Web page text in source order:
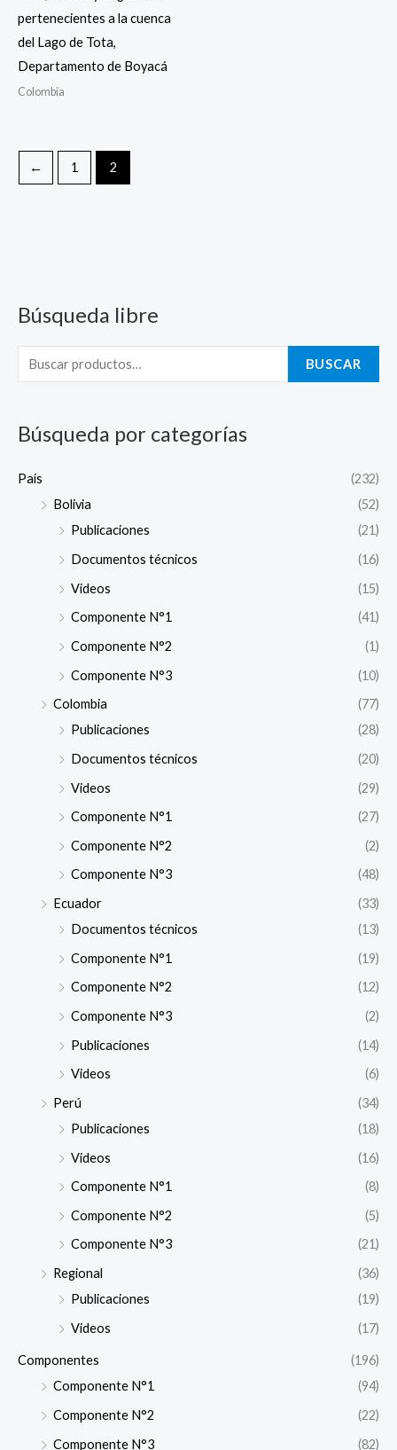
Búsqueda libre
B
r
BUSCAR
Búsqueda por categorías
País
(232)
Bolivia
(52)
Publicaciones
(21)
Documentos técnicos
(16)
Videos
(15)
Componente N°1
(41)
Componente N°2
(1)
Componente N°3
(10)
Colombia
(77)
Publicaciones
(28)
Documentos técnicos
(20)
Videos
(29)
Componente N°1
(27)
Componente N°2
(2)
Componente N°3
(48)
Ecuador
(33)
Documentos técnicos
(13)
Componente N°1
(19)
Componente N°2
(12)
Componente N°3
(2)
Publicaciones
(14)
Videos
(6)
Perú
(34)
Publicaciones
(18)
Videos
(16)
Componente N°1
(8)
Componente N°2
(5)
Componente N°3
(21)
Regional
(36)
Publicaciones
(19)
Videos
(17)
Componentes
(196)
Componente N°1
(94)
Componente N°2
(22)
Componente N°3
(82)
pertenecientes a la cuenca
del Lago de Tota,
Departamento de Boyacá
Colombia
← 1 2